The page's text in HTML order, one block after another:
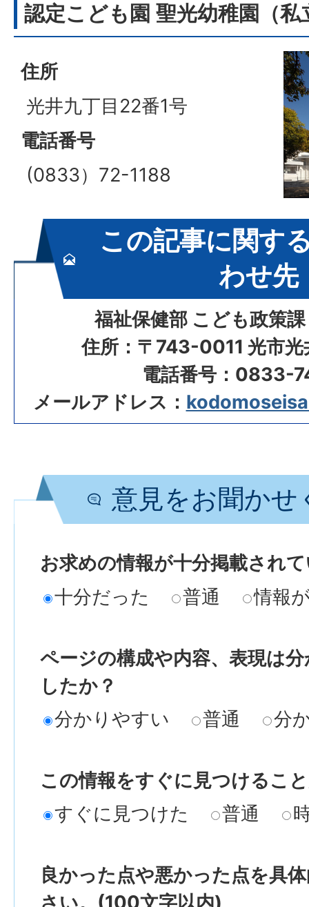
認定こども園 聖光幼稚園（私
住所
光井九丁目22番1号
電話番号
(0833）72-1188
この記事に関す
わせ先
福祉保健部 こども政策
住所：〒743-0011 光市光
電話番号：0833-
メールアドレス：
意見をお聞かせ
お求めの情報が十分掲載され
十分だった
普通 情報
ページの構成や内容、表現は
したか？
分かりやすい
普通 分
この情報をすぐに見つけるこ
すぐに見つけた
普通
良かった点や悪かった点を具
さい。(100文字以内)